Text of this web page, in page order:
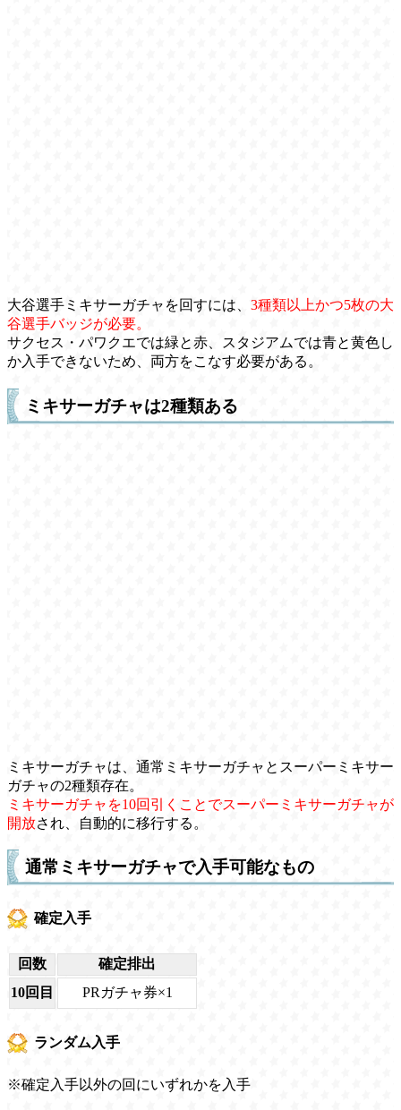
大谷選手ミキサーガチャを回すには、 3種類以上かつ5枚の大
谷選手バッジが必要。
サクセス・パワクエでは緑と赤、スタジアムでは青と黄色し
か入手できないため、両方をこなす必要がある。
ミキサーガチャは2種類ある
ミキサーガチャは、通常ミキサーガチャとスーパーミキサー
ガチャの2種類存在。
ミキサーガチャを10回引くことでスーパーミキサーガチャが
開放され、自動的に移行する。
通常ミキサーガチャで入手可能なもの
確定入手
回数
確定排出
10回目
PRガチャ券×1
ランダム入手
※確定入手以外の回にいずれかを入手